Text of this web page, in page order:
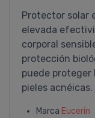
Protector solar
elevada
corporal
protección
puede proteger
pieles acnéicas.
Marca Eucerin